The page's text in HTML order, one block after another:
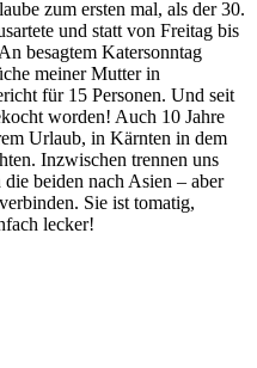
zum ersten mal, als der 30.
und statt von Freitag bis
besagtem Katersonntag
meiner Mutter in
für 15 Personen. Und seit
worden! Auch 10 Jahre
Urlaub, in Kärnten in dem
Inzwischen trennen uns
beiden nach Asien – aber
Sie ist tomatig,
lecker!